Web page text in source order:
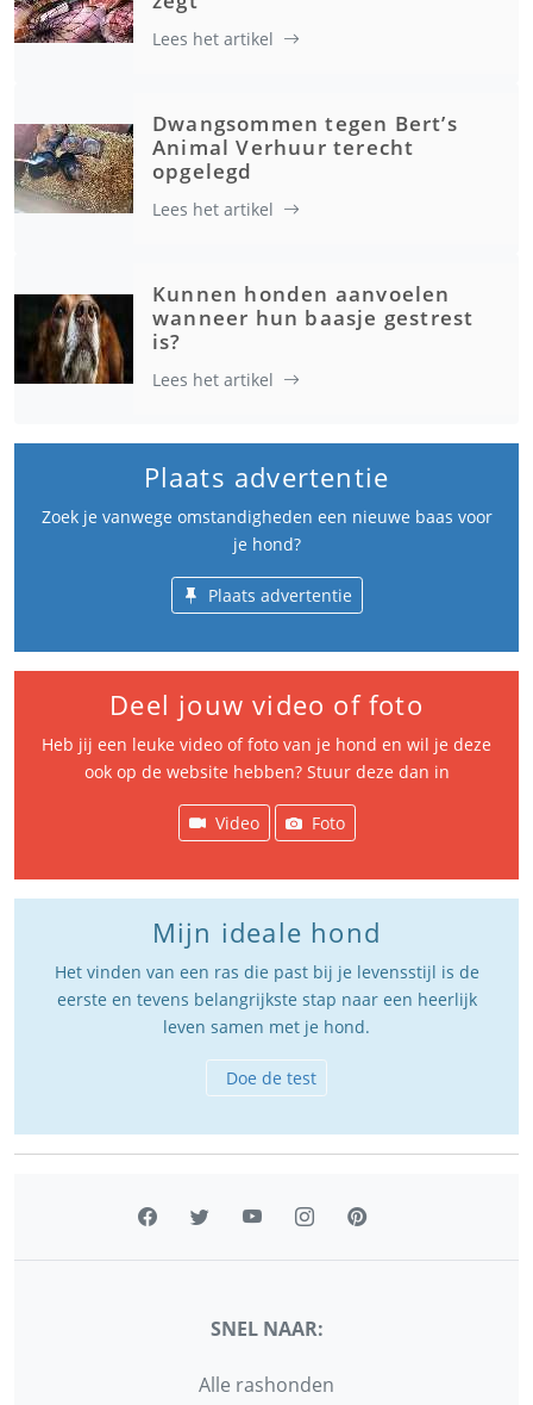
Lees het artikel
Dwangsommen tegen Bert’s
Animal Verhuur terecht
opgelegd
Lees het artikel
Kunnen honden aanvoelen
wanneer hun baasje gestrest
is?
Lees het artikel
Plaats advertentie
Zoek je vanwege omstandigheden een nieuwe baas voor
je hond?
Plaats advertentie
Deel jouw video of foto
Heb jij een leuke video of foto van je hond en wil je deze
ook op de website hebben? Stuur deze dan in
Video Foto
Mijn ideale hond
Het vinden van een ras die past bij je levensstijl is de
eerste en tevens belangrijkste stap naar een heerlijk
leven samen met je hond.
Doe de test
SNEL NAAR:
Alle rashonden